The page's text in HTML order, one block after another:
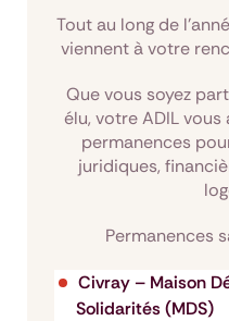
Tout au long de
viennent à votre
Que vous soyez
élu, votre ADIL
permanences
juridiques,
Permanences
Civray – Maison
Solidarités (MDS)